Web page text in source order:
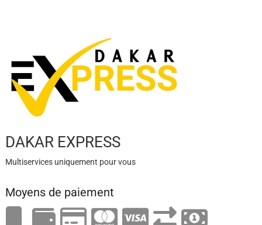
DAKAR EXPRESS
Multiservices uniquement pour vous
Moyens de paiement